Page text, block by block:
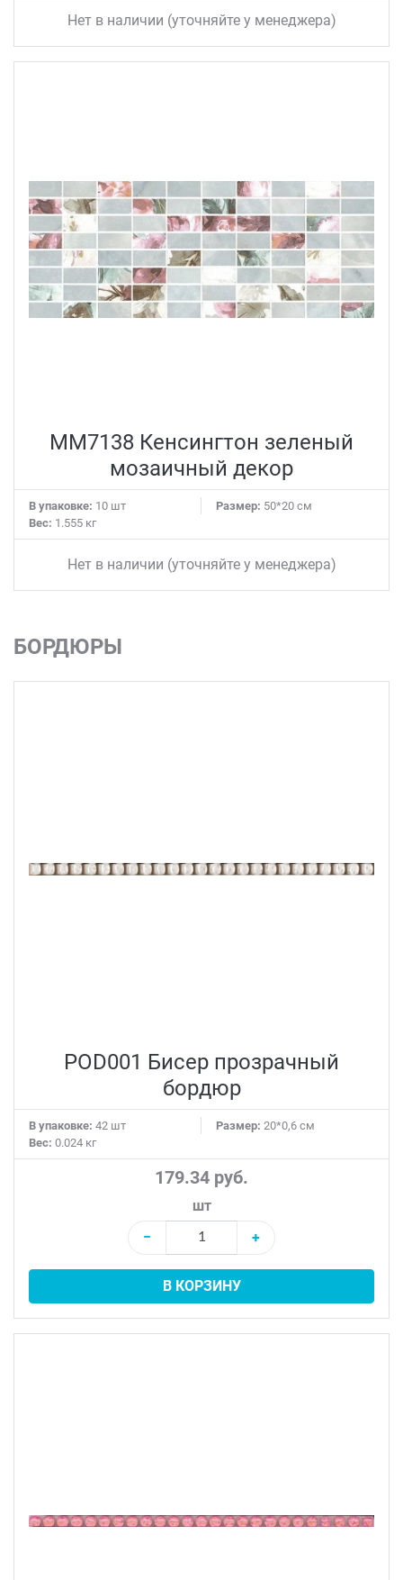
Нет в наличии (уточняйте у менеджера)
MM7138 Кенсингтон зеленый
мозаичный декор
В упаковке: 10 шт Размер: 50*20 см
Вес: 1.555 кг
Нет в наличии (уточняйте у менеджера)
БОРДЮРЫ
POD001 Бисер прозрачный
бордюр
В упаковке: 42 шт Размер: 20*0,6 см
Вес: 0.024 кг
179.34 руб.
шт
−
+
В КОРЗИНУ